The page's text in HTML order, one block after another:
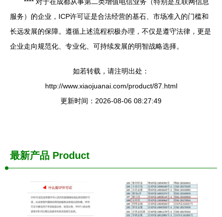
服务）的企业，ICP许可证是合法经营的基石、市场准入的门槛和
长远发展的保障。遵循上述流程积极办理，不仅是遵守法律，更是
企业走向规范化、专业化、可持续发展的明智战略选择。
如若转载，请注明出处：
http://www.xiaojuanai.com/product/87.html
更新时间：2026-08-06 08:27:49
最新产品 Product